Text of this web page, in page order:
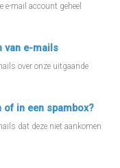
mail account geheel
van e-mails
over onze uitgaande
in een spambox?
dat deze niet aankomen